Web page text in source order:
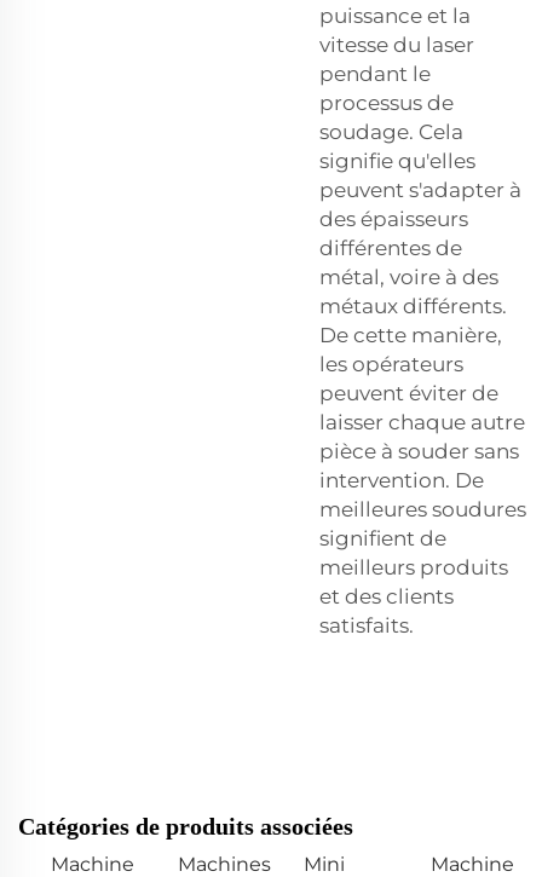
puissance et la
vitesse du laser
pendant le
processus de
soudage. Cela
signifie qu'elles
peuvent s'adapter à
des épaisseurs
différentes de
métal, voire à des
métaux différents.
De cette manière,
les opérateurs
peuvent éviter de
laisser chaque autre
pièce à souder sans
intervention. De
meilleures soudures
signifient de
meilleurs produits
et des clients
satisfaits.
Catégories de produits associées
Machine
Machines
Mini
Machine